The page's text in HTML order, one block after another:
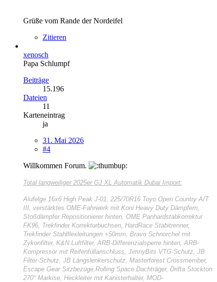
Grüße vom Rande der Nordeifel
Zitieren
xenosch
Papa Schlumpf
Beiträge
15.196
Dateien
11
Karteneintrag
ja
31. Mai 2026
#4
Willkommen Forum.
Total langweiliger 2025er GJ XL Automatik Dubai Import:
Alufelge 16x6 High Peak J-01, 225/70R16 Toyo Open Country A/T
III, verstärktes OME-Fahrwerk mit Koni Heavy Duty Dämpfern,
Stoßdämpfer Repositionierer hinten, OME Panhardstabkorrektur
FK96, Trekfinder Korrekturbuchsen, HardRace Stabitrenner,
Trekfinder Stahlflexleitungen +50mm, Bravo Schnorchel mit
Zykonfilter, K&N Luftfilter, ARB-Differenzialsperre hinten, ARB-
Kompressor mit Reifenfüllanschluss, JimnyBits VTG-Schutz, JB
Filter-Schutz, JB Längslenkerschutz, Masterforest Crossmember,
Escape Gear Sitzbezüge,Rolling Space Dachträger, Drifta Stockton
270° Markise, Heckleiter mit Kanisterhalter, MOD-